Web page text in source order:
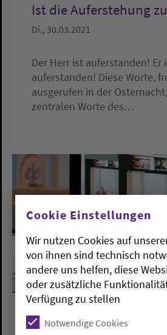
Ist die Auferstehung
Di., 30.03.2021
Der Herr ist auferstanden!
auferstanden! Diese Worte,
ausgerufen in der
zentralen Worte des…
PRESSEMELDUNGEN
Cookie Einstellungen
Wir nutzen Cookies auf
von ihnen sind technisch
andere uns helfen, diese
oder zusätzliche
Verfügung zu stellen
Notwendige Cookies